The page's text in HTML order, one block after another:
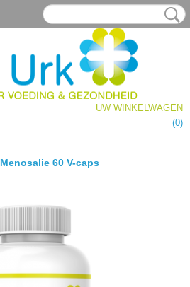
UW WINKELWAGEN
(0)
Menosalie 60 V-caps